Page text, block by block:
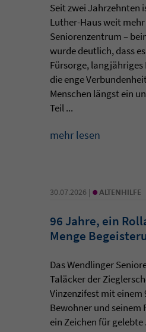
Seit zwei Jahrzehnten
Luther-Haus weit mehr
Seniorenzentrum –
wurde deutlich, dass
Fürsorge,
die enge
Menschen längst ein
Teil ...
mehr lesen
30.07.2026 | • ALTENHILFE
96 Jahre, ein
Menge
Das Wendlinger
Taläcker der
Vinzenzifest mit einem
Bewohner und seinem
ein Zeichen für gelebte